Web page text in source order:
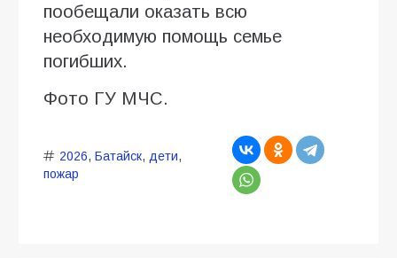
пообещали оказать всю
необходимую помощь семье
погибших.
Фото ГУ МЧС.
2026, Батайск, дети,
пожар